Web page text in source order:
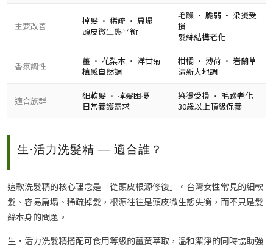
主要改善
掉髮 · 稀疏 · 扁塌
頭皮微生態平衡
毛躁 · 脆弱 · 染燙受
損
髮絲結構老化
香氛調性
薑 · 花梨木 · 洋甘菊
植感自然調
柑橘 · 薄荷 · 岩蘭草
清新大地調
適合族群
細軟髮 · 掉髮困擾
日常養護需求
染燙受損 · 毛躁老化
30歲以上頂級保養
生·活力洗髮精 — 適合誰？
這款洗髮精的核心理念是「從頭皮根源修復」。台灣女性常見的細軟
髮、容易扁塌、稀疏掉髮，根源往往是頭皮微生態失衡，而不只是髮
絲本身的問題。
生·活力洗髮精搭配可食用等級的薑黃萃取，溫和潔淨的同時協助強